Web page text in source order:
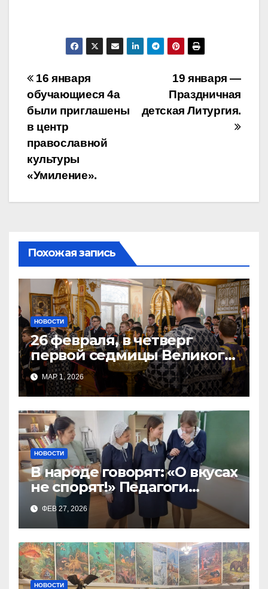
Навигация
по
записям
19 января —
Праздничная
детская Литургия.
16 января
обучающиеся 4а
были приглашены
в центр
православной
культуры
«Умиление».
Похожая запись
НОВОСТИ
26 февраля, в четверг
первой седмицы Великого
Поста, в Свято-Никольском
храме состоялось Великое
МАР 1, 2026
НОВОСТИ
В народе говорят: «О вкусах
не спорят!» Педагоги
поварского отделения
Тимченко О.О.
ФЕВ 27, 2026
НОВОСТИ